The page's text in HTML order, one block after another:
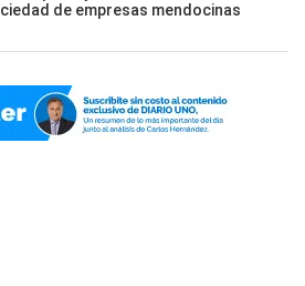
de empresas mendocinas